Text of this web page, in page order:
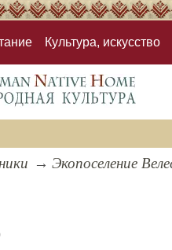
Культура, искусство
Экопоселение